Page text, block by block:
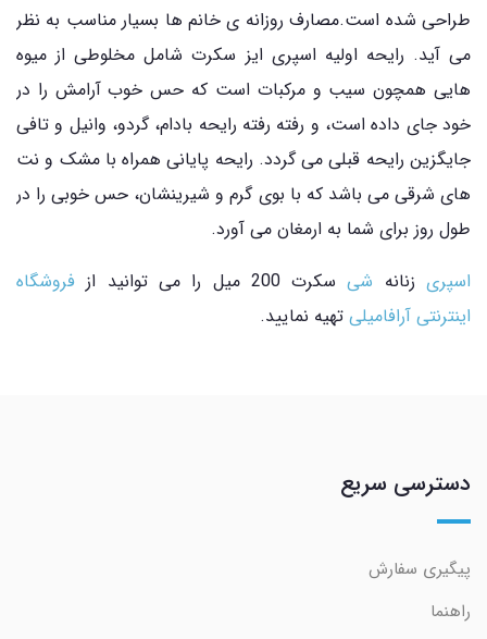
طراحی شده است.مصارف روزانه ی خانم ها بسیار مناسب به نظر
می آید. رایحه اولیه اسپری ایز سکرت شامل مخلوطی از میوه
هایی همچون سیب و مرکبات است که حس خوب آرامش را در
خود جای داده است، و رفته رفته رایحه بادام، گردو، وانیل و تافی
جایگزین رایحه قبلی می گردد. رایحه پایانی همراه با مشک و نت
های شرقی می باشد که با بوی گرم و شیرینشان، حس خوبی را در
طول روز برای شما به ارمغان می آورد.
اسپریزنانه شیسکرت 200 میل را می توانید از
فروشگاه
اینترنتی آرافامیلی تهیه نمایید.
دسترسی سریع
پیگیری سفارش
راهنما